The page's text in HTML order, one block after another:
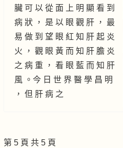
臟 可 以 從 面 上 明 顯 看 到
病 狀 ， 是 以 眼 觀 肝 ， 最
易 做 到 望 眼 紅 知 肝 起 炎
火 ， 觀 眼 黃 而 知 肝 膽 炎
之 病 重 ， 看 眼 藍 而 知 肝
風 。今 日 世 界 醫 學 昌 明
， 但 肝 病 之
第 5 頁 共 5 頁